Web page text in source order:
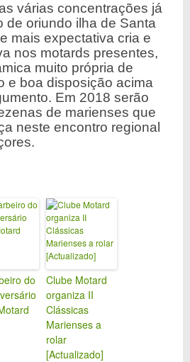
várias concentrações já
de oriundo ilha de Santa
mais expectativa cria e
nos motards presentes,
muito própria de
e boa disposição acima
Em 2018 serão
de marienses que
neste encontro regional
do
Clube Motard
organiza II
Clássicas
Marienses a
rolar
[Actualizado]